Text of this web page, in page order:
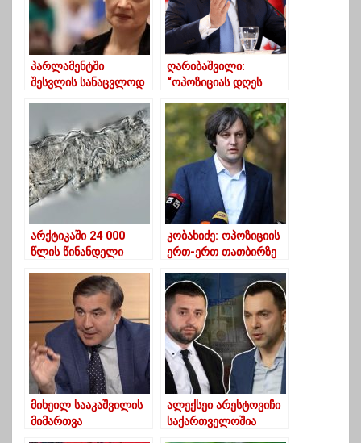
პარლამენტში
შესვლის სანაცვლოდ
შემომთავაზა- თაკო
ჩარკვიანი
ღარიბაშვილი:
“ოპოზიციას დღეს
ორი არჩევანი”
არქტიკაში 24 000
წლის წინანდელი
გაცოცხლდნენ და
კლონირებაც
მოახერხეს
კობახიძე: ოპოზიციის
ერთ-ერთ თათბირზე
ელენე ხოშტარიას
მოწამვლის სცენარი
მიხეილ სააკაშვილის
მიმართვა
ალექსეი არესტოვიჩი
საქართველოშია